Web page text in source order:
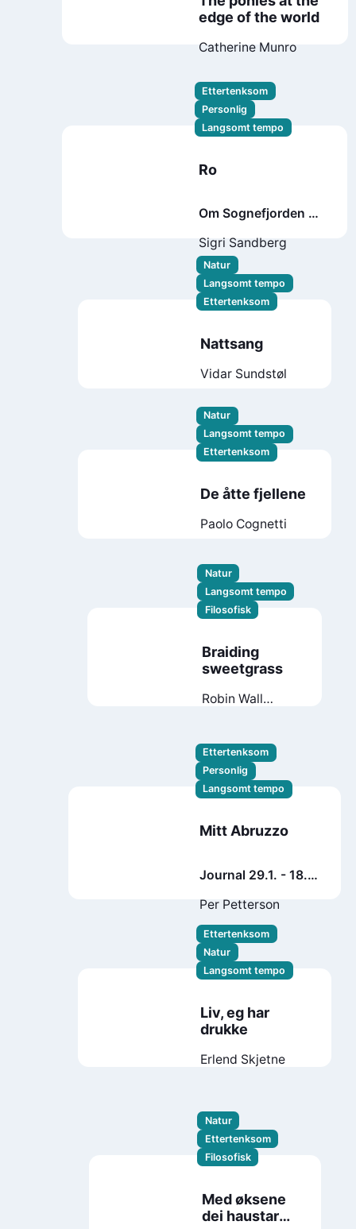
edge of the world
Catherine Munro
Ettertenksom
Personlig
Langsomt tempo
Ro
Om Sognefjorden og
Sigri Sandberg
Natur
Langsomt tempo
Ettertenksom
Nattsang
Vidar Sundstøl
Natur
Langsomt tempo
Ettertenksom
De åtte fjellene
Paolo Cognetti
Natur
Langsomt tempo
Filosofisk
Braiding
sweetgrass
Robin Wall
Ettertenksom
Personlig
Langsomt tempo
Mitt Abruzzo
Journal 29.1. - 18.7.
Per Petterson
Ettertenksom
Natur
Langsomt tempo
Liv, eg har
drukke
Erlend Skjetne
Natur
Ettertenksom
Filosofisk
Med øksene
dei haustar